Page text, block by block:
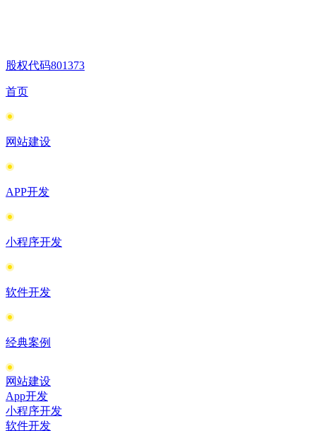
股权代码801373
首页
网站建设
APP开发
小程序开发
软件开发
经典案例
网站建设
App开发
小程序开发
软件开发